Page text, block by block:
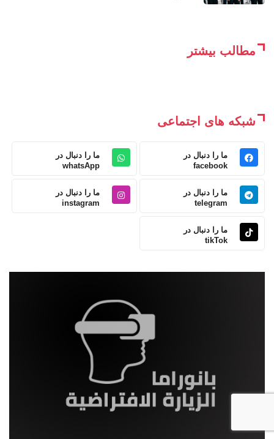
مطالب بیشتر
شبکه های اجتماعی
ما را دنبال در
facebook
ما را دنبال در
whatsApp
ما را دنبال در
telegram
ما را دنبال در
instagram
ما را دنبال در
tikTok